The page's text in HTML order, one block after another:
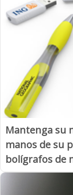
Mantenga su
manos de su
bolígrafos de